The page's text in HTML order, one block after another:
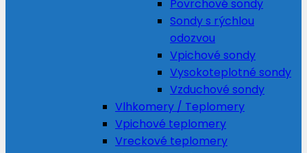
Povrchové sondy
Sondy s rýchlou
odozvou
Vpichové sondy
Vysokoteplotné sondy
Vzduchové sondy
Vlhkomery / Teplomery
Vpichové teplomery
Vreckové teplomery